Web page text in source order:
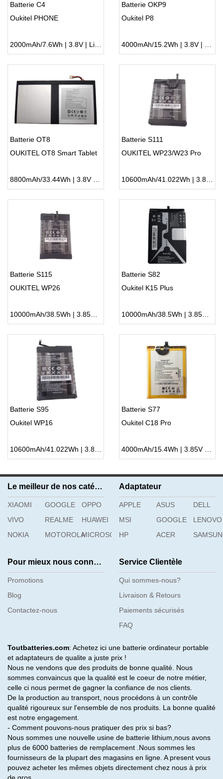
Batterie C4
Oukitel PHONE
2000mAh/7.6Wh | 3.8V | Li-ion ...
Batterie OKP9
Oukitel P8
4000mAh/15.2Wh | 3.8V | Li-ion ...
Batterie OT8
OUKITEL OT8 Smart Tablet
8800mAh/33.44Wh | 3.8V | Li-ion ...
Batterie S111
OUKITEL WP23/W23 Pro
10600mAh/41.022Wh | 3.87V | Li-ion ...
Batterie S115
OUKITEL WP26
10000mAh/38.5Wh | 3.85V | Li-ion ...
Batterie S82
Oukitel K15 Plus
10000mAh/38.5Wh | 3.85V | Li-ion ...
Batterie S95
Oukitel WP16
10600mAh/41.022Wh | 3.87V | Li-ion ...
Batterie S77
Oukitel C18 Pro
4000mAh/15.4Wh | 3.85V | Li-ion ...
Le meilleur de nos catégories
XIAOMI GOOGLE
OPPO
VIVO
REALME
HUAWEI
NOKIA
MOTOROLAMICROSOFT
Adaptateur
APPLE ASUS
DELL
MSI
GOOGLE
LENOVO
HP
ACER
Pour mieux nous connaître
Promotions
Blog
Contactez-nous
Service Clientèle
Qui sommes-nous?
Livraison & Retours
Paiements sécurisés
FAQ
Toutbatteries.com: Achetez ici une batterie ordinateur portable
et adaptateurs de qualite a juste prix !
Nous ne vendons que des produits de bonne qualité. Nous
sommes convaincus que la qualité est le coeur de notre métier,
celle ci nous permet de gagner la confiance de nos clients.
De la production au transport, nous procédons à un contrôle
qualité rigoureux sur l'ensemble de nos produits. La bonne qualité
est notre engagement.
- Comment pouvons-nous pratiquer des prix si bas?
Nous sommes une nouvelle usine de batterie lithium,nous avons
plus de 6000 batteries de remplacement .Nous sommes les
fournisseurs de la plupart des magasins en ligne. A present vous
pouvez acheter les mêmes objets directement chez nous à prix